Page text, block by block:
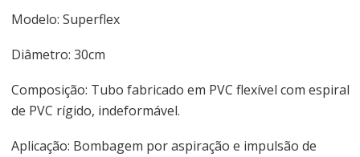
Modelo: Superflex
Diâmetro: 30cm
Composição: Tubo fabricado em PVC flexível com espiral
de PVC rígido, indeformável.
Aplicação: Bombagem por aspiração e impulsão de